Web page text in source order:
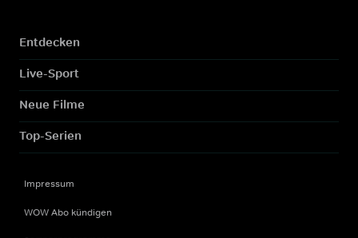
Entdecken
Live-Sport
Neue Filme
Top-Serien
Impressum
WOW Abo kündigen